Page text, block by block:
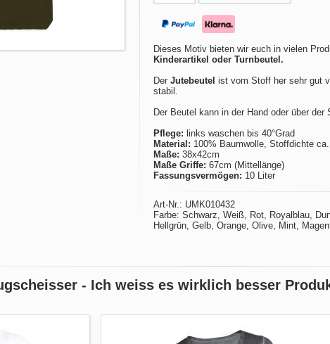
Dieses Motiv bieten wir euch in vielen
Kinderartikel oder Turnbeutel.
Der Jutebeutel ist vom Stoff her sehr gut
stabil.
Der Beutel kann in der Hand oder über der
Pflege: links waschen bis 40°Grad
Material: 100% Baumwolle, Stoffdichte
Maße: 38x42cm
Maße Griffe: 67cm (Mittellänge)
Fassungsvermögen: 10 Liter
Art-Nr.: UMK010432
Farbe: Schwarz, Weiß, Rot, Royalblau,
Hellgrün, Gelb, Orange, Olive, Mint,
- Ich weiss es wirklich besser